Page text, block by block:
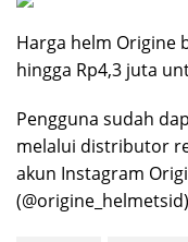
Harga helm Origine
hingga Rp4,3 juta
Pengguna sudah
melalui distributor
akun Instagram